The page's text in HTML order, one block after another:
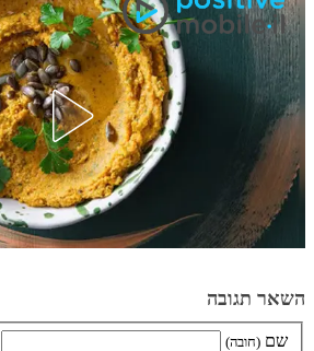
השאר תגובה
שם (חובה)